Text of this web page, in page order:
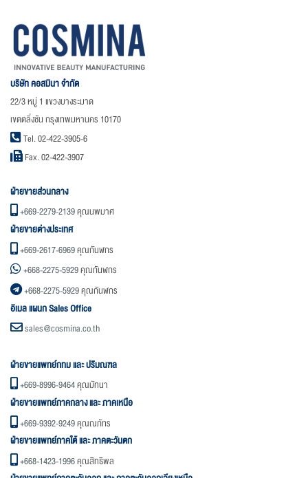
บริษัท คอสมินา จำกัด
22/3 หมู่ 1 แขวงบางระมาด
เขตตลิ่งชัน กรุงเทพมหานคร 10170
Tel. 02-422-3905-6
Fax. 02-422-3907
ฝ่ายขายส่วนกลาง
+669-2279-2139คุณนพมาศ
ฝ่ายขายต่างประเทศ
+669-2617-6969คุณกันฬกร
+668-2275-5929คุณกันฬกร
+668-2275-5929คุณกันฬกร
อิเมล แผนก Sales Office
sales@cosmina.co.th
ฝ่ายขายแพทย์กทม และ ปริมณฑล
+669-8996-9464คุณมัทนา
ฝ่ายขายแพทย์ภาคกลาง และ ภาคเหนือ
+669-9392-9249คุณณภัทร
ฝ่ายขายแพทย์ภาคใต้ และ ภาคตะวันตก
+668-1423-1996คุณสิทธิพล